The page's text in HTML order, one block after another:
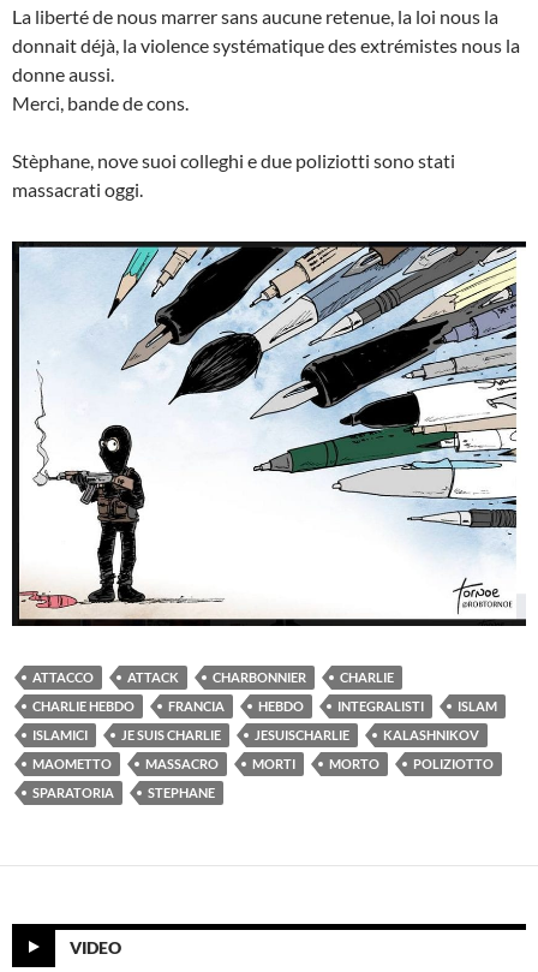
La liberté de nous marrer sans aucune retenue, la loi nous la
donnait déjà, la violence systématique des extrémistes nous la
donne aussi.
Merci, bande de cons.
Stèphane, nove suoi colleghi e due poliziotti sono stati
massacrati oggi.
ATTACCO ATTACK CHARBONNIER
CHARLIE
CHARLIE HEBDO
FRANCIA HEBDO INTEGRALISTI
ISLAM
ISLAMICI
JE SUIS CHARLIE JESUISCHARLIE
KALASHNIKOV
MAOMETTO
MASSACRO MORTI MORTO
POLIZIOTTO
SPARATORIA
STEPHANE
VIDEO